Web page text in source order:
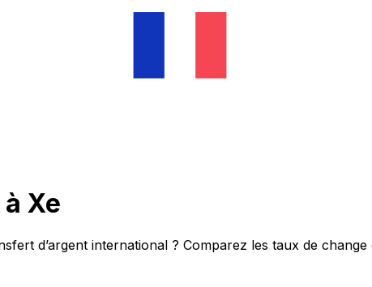
Xe
d’argent international ? Comparez les taux de